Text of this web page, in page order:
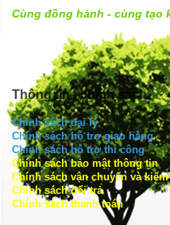
Cùng đồng hành - cùng tạo
Thông tin - chính sách
Chính sách đại lý
Chính sách hỗ trợ giao hàng
Chính sách hỗ trợ thi công
Chính sách bảo mật thông tin
Chính sách vận chuyển và
Chính sách đổi trả
Chính sách thanh toán